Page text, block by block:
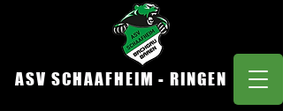
ASV SCHAAFHEIM - RINGEN